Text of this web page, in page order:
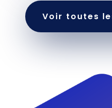
Voir toutes